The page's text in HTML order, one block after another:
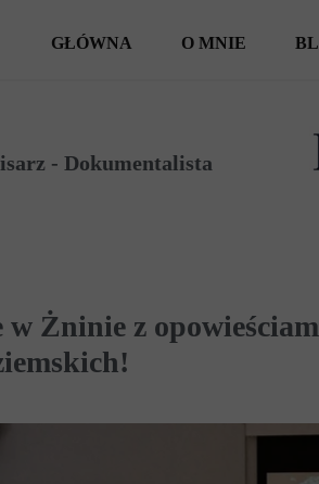
GŁÓWNA O MNIE
- Dokumentalista
w Żninie z